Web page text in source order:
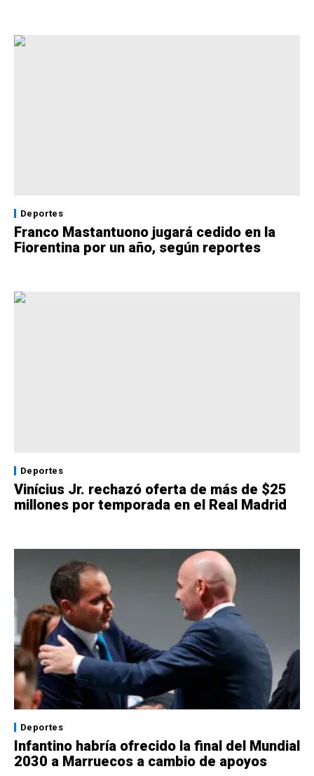
Deportes
Franco Mastantuono jugará cedido en la
Fiorentina por un año, según reportes
Deportes
Vinícius Jr. rechazó oferta de más de $25
millones por temporada en el Real Madrid
Deportes
Infantino habría ofrecido la final del Mundial
2030 a Marruecos a cambio de apoyos